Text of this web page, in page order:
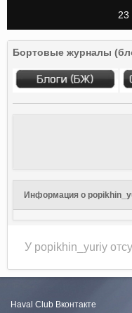
23
Бортовые журналы
Информация о
У popikhin_yuriy
Haval Club Вконтакте